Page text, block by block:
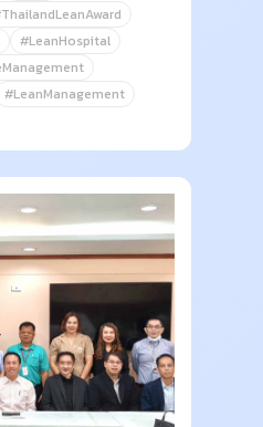
#LeanHospital
#LeanManagement